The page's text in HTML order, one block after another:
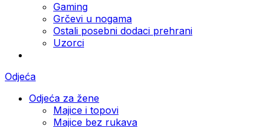
Gaming
Grčevi u nogama
Ostali posebni dodaci prehrani
Uzorci
Odjeća
Odjeća za žene
Majice i topovi
Majice bez rukava